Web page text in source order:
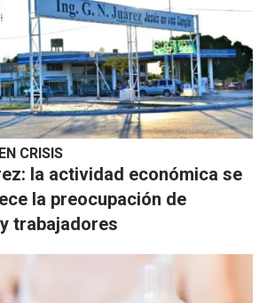
CRISIS
la actividad económica se
la preocupación de
trabajadores